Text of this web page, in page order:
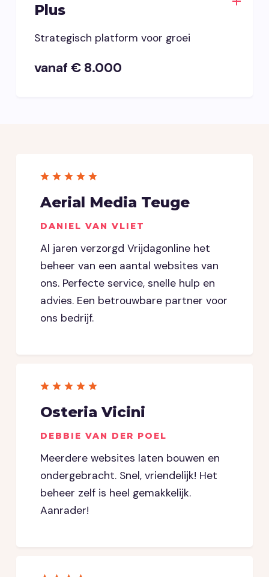
Plus
Strategisch platform voor groei
vanaf € 8.000
Aerial Media Teuge
DANIEL VAN VLIET
Al jaren verzorgd Vrijdagonline het
beheer van een aantal websites van
ons. Perfecte service, snelle hulp en
advies. Een betrouwbare partner voor
ons bedrijf.
Osteria Vicini
DEBBIE VAN DER POEL
Meerdere websites laten bouwen en
ondergebracht. Snel, vriendelijk! Het
beheer zelf is heel gemakkelijk.
Aanrader!